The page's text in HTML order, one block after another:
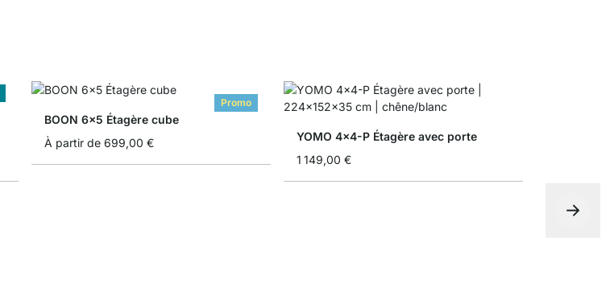
Promo
BOON 6x5 Étagère cube
À partir de 699,00 €
YOMO 4x4-P Étagère avec porte
1 149,00 €